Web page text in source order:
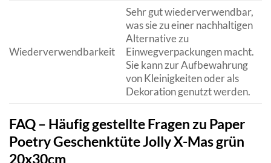
Wiederverwendbarkeit
Sehr gut wiederverwendbar,
was sie zu einer nachhaltigen
Alternative zu
Einwegverpackungen macht.
Sie kann zur Aufbewahrung
von Kleinigkeiten oder als
Dekoration genutzt werden.
FAQ – Häufig gestellte Fragen zu Paper
Poetry Geschenktüte Jolly X-Mas grün
20x30cm